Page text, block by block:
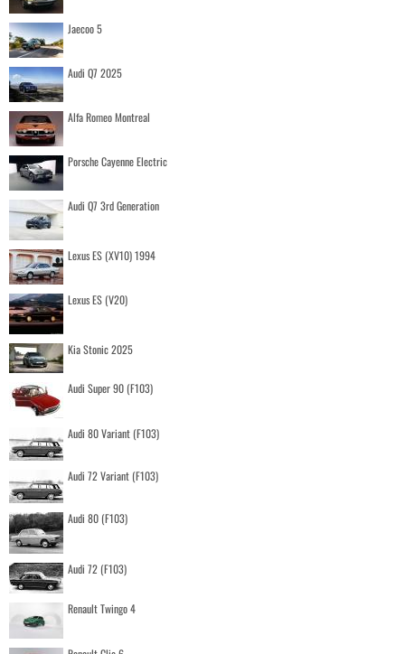
Jaecoo 5
Audi Q7 2025
Alfa Romeo Montreal
Porsche Cayenne Electric
Audi Q7 3rd Generation
Lexus ES (XV10) 1994
Lexus ES (V20)
Kia Stonic 2025
Audi Super 90 (F103)
Audi 80 Variant (F103)
Audi 72 Variant (F103)
Audi 80 (F103)
Audi 72 (F103)
Renault Twingo 4